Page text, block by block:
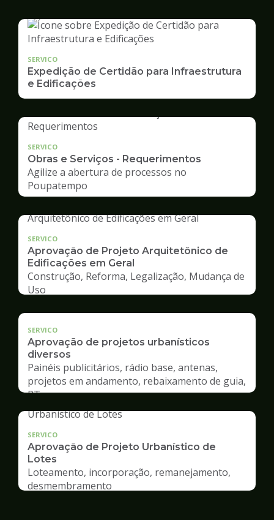
SERVICO
Expedição de Certidão para Infraestrutura
e Edificações
SERVICO
Obras e Serviços - Requerimentos
Agilize a abertura de processos no
Poupatempo
SERVICO
Aprovação de Projeto Arquitetônico de
Edificações em Geral
Construção, Reforma, Legalização, Mudança de
Uso
SERVICO
Aprovação de projetos urbanísticos
diversos
Painéis publicitários, rádio base, antenas,
projetos em andamento, rebaixamento de guia,
RT
SERVICO
Aprovação de Projeto Urbanístico de
Lotes
Loteamento, incorporação, remanejamento,
desmembramento